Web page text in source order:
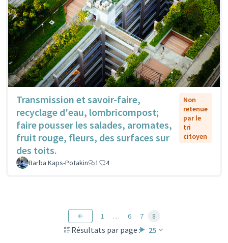
Transmission et savoir-faire,
recyclage d'eau, lombricompost;
faire pousser les salades, aromates,
fruit rouge, fleurs, des surfaces sur
des toits.
Non
retenue
par le
tri
citoyen
Barba Kaps-Potakin 1 4
Résultats par page : 25
1 … 6 7 8